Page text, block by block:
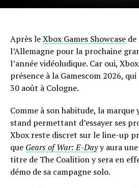
Après leXbox Games Showcase
l’Allemagne pour la prochaine
l’année vidéoludique. Car oui,
présence à la Gamescom 2026,
30 août à Cologne.
Comme à son habitude, la marque
stand permettant d’essayer ses
Xbox reste discret sur le line-up
que Gears of War: E-Dayy aura
titre de The Coalition y sera en
démo de sa campagne solo.